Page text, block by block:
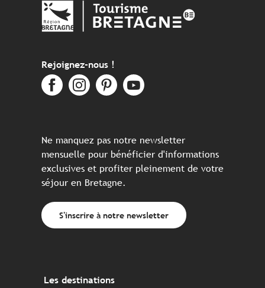
Rejoignez-nous !
Ne manquez pas notre newsletter
mensuelle pour bénéficier d'informations
exclusives et profiter pleinement de votre
séjour en Bretagne.
S'inscrire à notre newsletter
Les destinations